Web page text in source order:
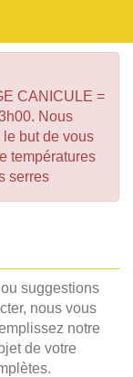
CANICULE =
Nous
but de vous
températures
serres
suggestions
nous vous
notre
de votre